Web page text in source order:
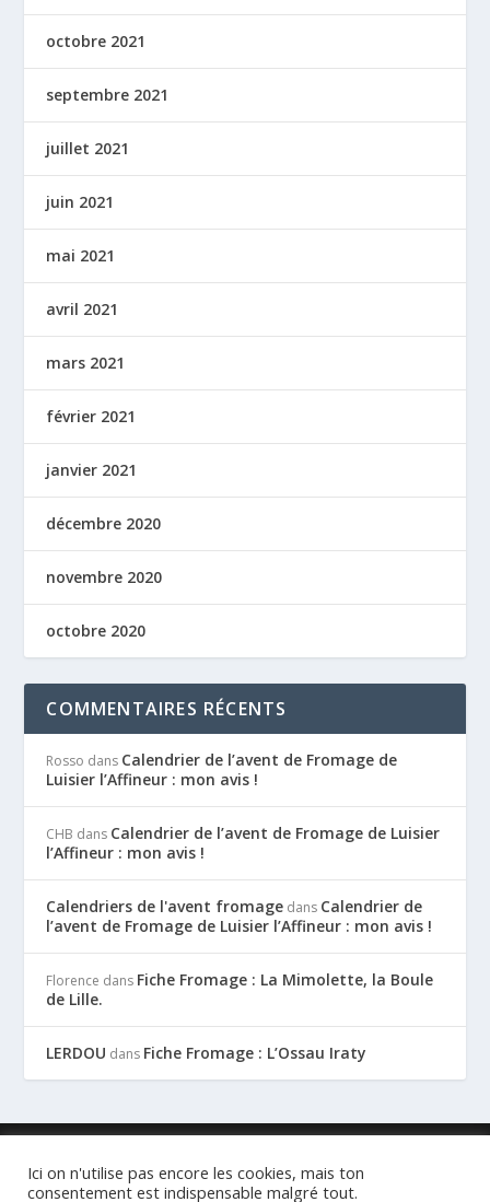
octobre 2021
septembre 2021
juillet 2021
juin 2021
mai 2021
avril 2021
mars 2021
février 2021
janvier 2021
décembre 2020
novembre 2020
octobre 2020
COMMENTAIRES RÉCENTS
Rosso dans Calendrier de l’avent de Fromage de
Luisier l’Affineur : mon avis !
CHB dans Calendrier de l’avent de Fromage de Luisier
l’Affineur : mon avis !
Calendriers de l'avent fromage dans Calendrier de
l’avent de Fromage de Luisier l’Affineur : mon avis !
Florence dans Fiche Fromage : La Mimolette, la Boule
de Lille.
LERDOU dans Fiche Fromage : L’Ossau Iraty
4 Choses que vous n’savez pas sur le Reblochon
Ici on n'utilise pas encore les cookies, mais ton
consentement est indispensable malgré tout.